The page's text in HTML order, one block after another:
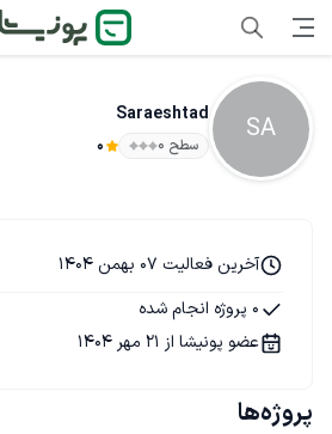
SA
Saraeshtad
سطح ۰ 0
آخرین فعالیت 07 بهمن 1404
0 پروژه انجام شده
عضو پونیشا از 21 مهر 1404
پروژه‌ها